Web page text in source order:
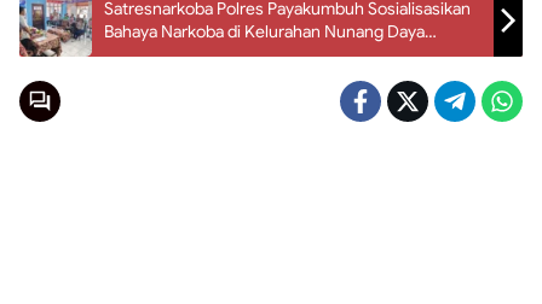
Satresnarkoba Polres Payakumbuh Sosialisasikan
Bahaya Narkoba di Kelurahan Nunang Daya
Bangun